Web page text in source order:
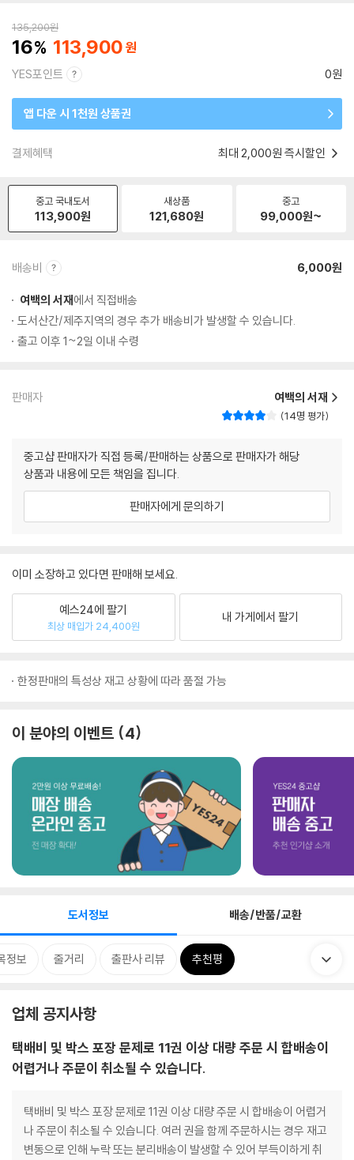
135,200원
16 113,900
YES포인트 0원
앱 다운 시 1천원 상품권
결제혜택 최대 2,000원 즉시할인
중고 국내도서
113,900원
새상품
121,680원
중고
99,000원~
배송비 6,000원
여백의 서재에서 직접배송
도서산간/제주지역의 경우 추가 배송비가 발생할 수 있습니다.
출고 이후 1~2일 이내 수령
판매자 여백의 서재
14명 평가
중고샵 판매자가 직접 등록/판매하는 상품으로 판매자가 해당
상품과 내용에 모든 책임을 집니다.
판매자에게 문의하기
이미 소장하고 있다면 판매해 보세요.
예스24에 팔기
최상 매입가 24,400원
내 가게에서 팔기
한정판매의 특성상 재고 상황에 따라 품절 가능
이 분야의 이벤트 4
도서정보 배송/반품/교환
정보 줄거리 출판사 리뷰 추천평
업체 공지사항
택배비 및 박스 포장 문제로 11권 이상 대량 주문 시 합배송이
어렵거나 주문이 취소될 수 있습니다.
택배비 및 박스 포장 문제로 11권 이상 대량 주문 시 합배송이 어렵거
나 주문이 취소될 수 있습니다. 여러 권을 함께 주문하시는 경우 재고
변동으로 인해 누락 또는 분리배송이 발생할 수 있어 부득이하게 취